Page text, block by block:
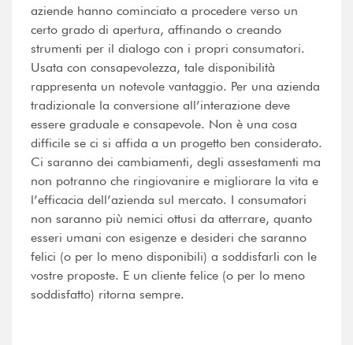
aziende hanno cominciato a procedere verso un
certo grado di apertura, affinando o creando
strumenti per il dialogo con i propri consumatori.
Usata con consapevolezza, tale disponibilità
rappresenta un notevole vantaggio. Per una azienda
tradizionale la conversione all’interazione deve
essere graduale e consapevole. Non è una cosa
difficile se ci si affida a un progetto ben considerato.
Ci saranno dei cambiamenti, degli assestamenti ma
non potranno che ringiovanire e migliorare la vita e
l’efficacia dell’azienda sul mercato. I consumatori
non saranno più nemici ottusi da atterrare, quanto
esseri umani con esigenze e desideri che saranno
felici (o per lo meno disponibili) a soddisfarli con le
vostre proposte. E un cliente felice (o per lo meno
soddisfatto) ritorna sempre.